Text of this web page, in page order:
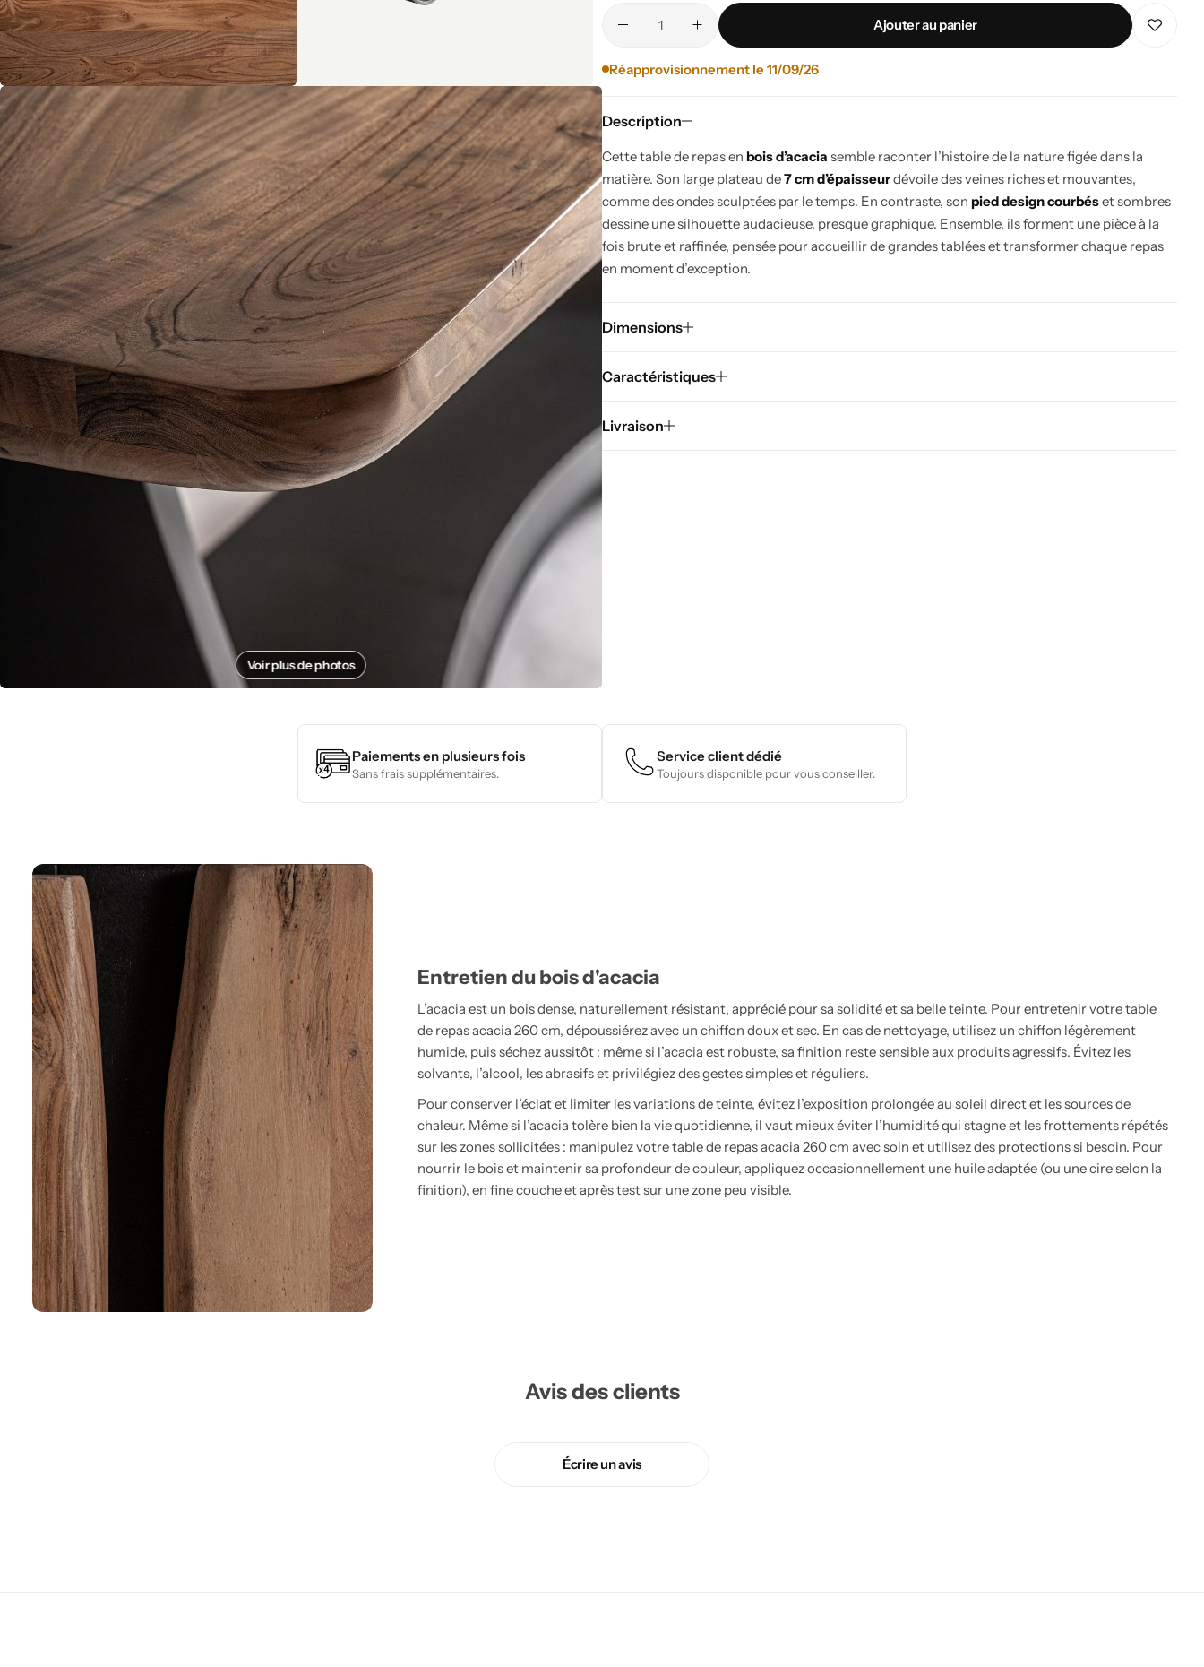
Voir plus de photos
Ajouter au panier
Réapprovisionnement le 11/09/26
Description
Cette table de repas en bois d’acacia semble raconter l’histoire de la nature figée dans la
matière. Son large plateau de7 cm d’épaisseurdévoile des veines riches et mouvantes,
comme des ondes sculptées par le temps. En contraste, son pied designcourbéset sombres
dessine une silhouette audacieuse, presque graphique. Ensemble, ils forment une pièce à la
fois brute et raffinée, pensée pour accueillir de grandes tablées et transformer chaque repas
en moment d’exception.
Dimensions
Caractéristiques
Livraison
Paiements en plusieurs fois
Sans frais supplémentaires.
Service client dédié
Toujours disponible pour vous conseiller.
Entretien du bois d'acacia
L’acacia est un bois dense, naturellement résistant, apprécié pour sa solidité et sa belle teinte. Pour entretenir votre table
de repas acacia 260 cm, dépoussiérez avec un chiffon doux et sec. En cas de nettoyage, utilisez un chiffon légèrement
humide, puis séchez aussitôt : même si l’acacia est robuste, sa finition reste sensible aux produits agressifs. Évitez les
solvants, l’alcool, les abrasifs et privilégiez des gestes simples et réguliers.
Pour conserver l’éclat et limiter les variations de teinte, évitez l’exposition prolongée au soleil direct et les sources de
chaleur. Même si l’acacia tolère bien la vie quotidienne, il vaut mieux éviter l’humidité qui stagne et les frottements répétés
sur les zones sollicitées : manipulez votre table de repas acacia 260 cm avec soin et utilisez des protections si besoin. Pour
nourrir le bois et maintenir sa profondeur de couleur, appliquez occasionnellement une huile adaptée (ou une cire selon la
finition), en fine couche et après test sur une zone peu visible.
Avis des clients
Écrire un avis
Tout voir